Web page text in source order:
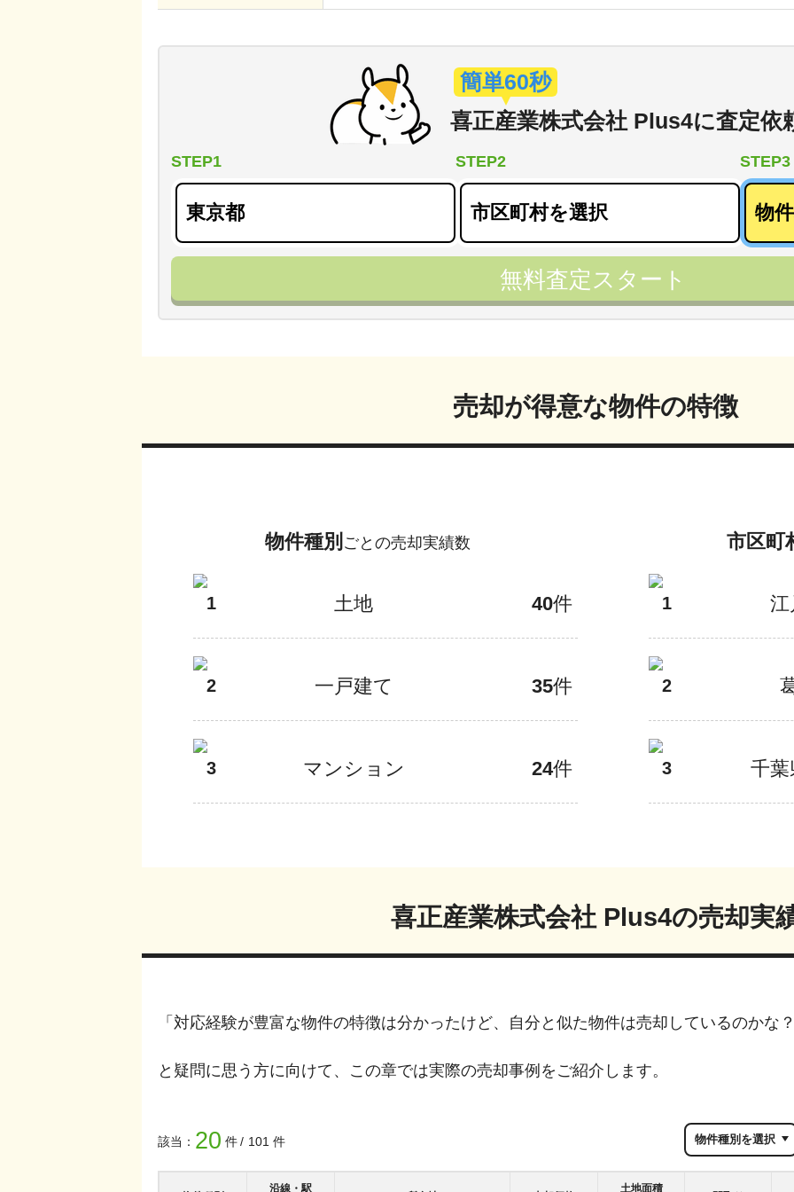
簡単60秒
喜正産業株式会社 Plus4に査定依
STEP1 STEP2 STEP3
無料査定スタート
売却が得意な物件の特徴
物件種別 ごとの売却実績数
1 土地 40件
2 一戸建て 35件
3 マンション 24件
市区町
1 江
2
3 千
喜正産業株式会社 Plus4の売却実
「対応経験が豊富な物件の特徴は分かったけど、自分と似た物件は売却しているのかな
と疑問に思う方に向けて、この章では実際の売却事例をご紹介します。
該当： 20 件 101 件
沿線・駅 土地面積